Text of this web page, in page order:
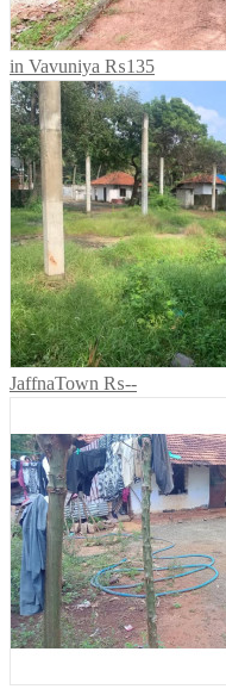
in Vavuniya ₨135
JaffnaTown ₨--